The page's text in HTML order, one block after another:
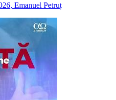
Emanuel Petruț